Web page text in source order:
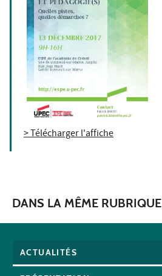
> Télécharger l'affiche
DANS LA MÊME RUBRIQUE
ACTUALITÉS